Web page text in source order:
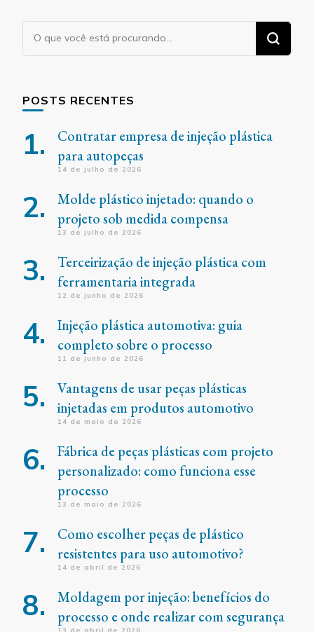
Procurando
algo?
POSTS RECENTES
Contratar empresa de injeção plástica
para autopeças
14 de julho de 2026
Molde plástico injetado: quando o
projeto sob medida compensa
13 de julho de 2026
Terceirização de injeção plástica com
ferramentaria integrada
12 de junho de 2026
Injeção plástica automotiva: guia
completo sobre o processo
11 de junho de 2026
Vantagens de usar peças plásticas
injetadas em produtos automotivo
14 de maio de 2026
Fábrica de peças plásticas com projeto
personalizado: como funciona esse
processo
13 de maio de 2026
Como escolher peças de plástico
resistentes para uso automotivo?
14 de abril de 2026
Moldagem por injeção: benefícios do
processo e onde realizar com segurança
13 de abril de 2026